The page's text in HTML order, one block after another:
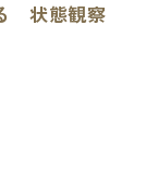
状態観察